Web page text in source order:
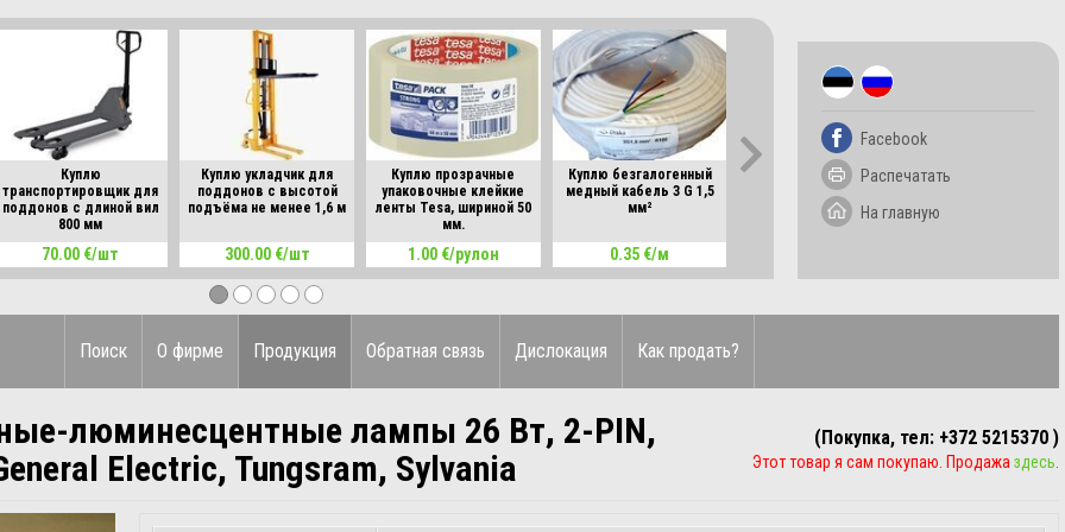
Куплю
транспортировщик для
поддонов с длиной вил
800 мм
70.00 €/шт
Куплю укладчик для
поддонов с высотой
подъёма не менее 1,6 м
300.00 €/шт
Куплю прозрачные
упаковочные клейкие
ленты Tesa, шириной 50
мм.
1.00 €/рулон
Куплю безгалогенный
медный кабель 3 G 1,5
мм²
0.35 €/м
Куплю безгалогенный
медный кабель 3 G 2,5
мм²
Facebook
Распечатать
На главную
Поиск О фирме Продукция Обратная связь Дислокация Как продать?
люминесцентные лампы 26 Вт, 2-PIN,
Electric, Tungsram, Sylvania
(Покупка, тел: +372 5215370 )
Этот товар я сам покупаю. Продажа здесь